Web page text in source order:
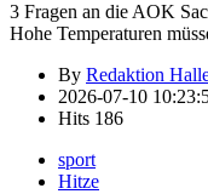
3 Fragen an die AOK
Hohe Temperaturen
By Redaktion
2026-07-10
Hits 186
sport
Hitze